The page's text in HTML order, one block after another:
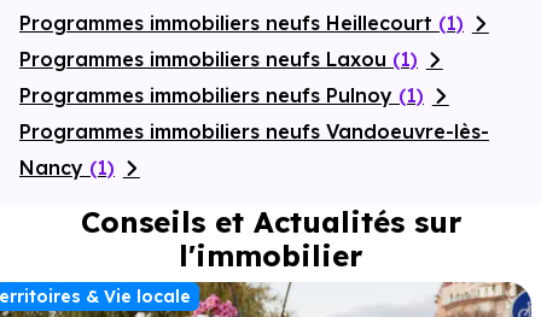
Programmes immobiliers neufs Heillecourt (1)
Programmes immobiliers neufs Laxou (1)
Programmes immobiliers neufs Pulnoy (1)
Programmes immobiliers neufs Vandoeuvre-lès-
Nancy (1)
Conseils et Actualités sur
l'immobilier
& Vie locale